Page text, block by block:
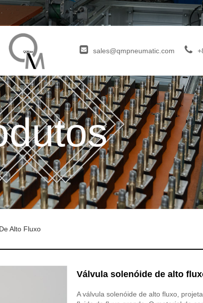
sales@qmpneumatic.com
Alto Fluxo
Válvula solenóide de alto
A válvula solenóide de alto fluxo,